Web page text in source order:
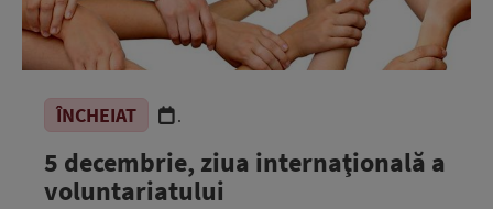
ÎNCHEIAT .
5 decembrie, ziua internaţională a
voluntariatului